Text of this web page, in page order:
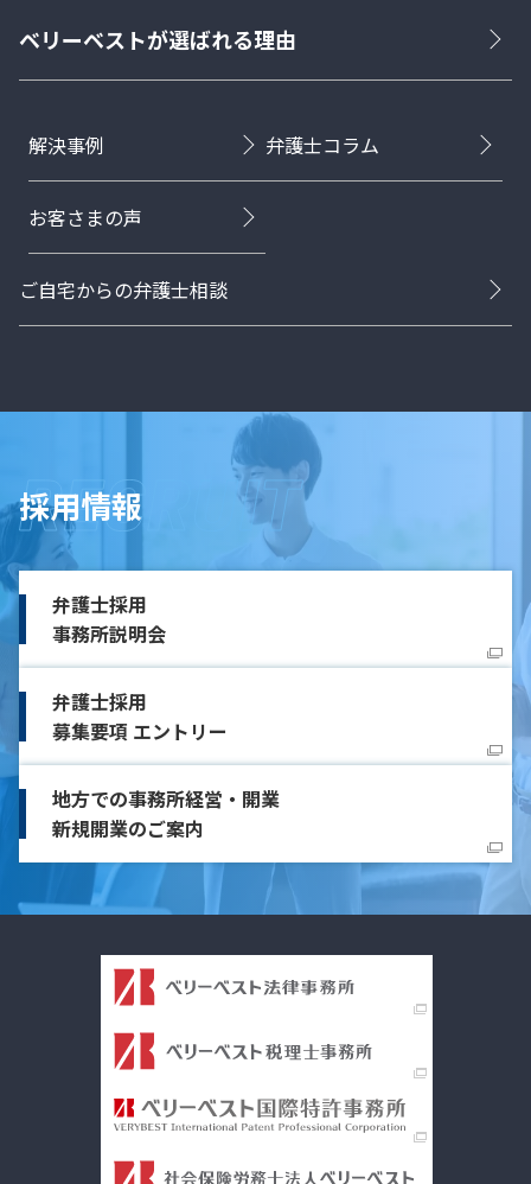
ベリーベストが選ばれる理由
解決事例 弁護士コラム
お客さまの声
ご自宅からの弁護士相談
採用情報
弁護士採用
事務所説明会
弁護士採用
募集要項 エントリー
地方での事務所経営・開業
新規開業のご案内